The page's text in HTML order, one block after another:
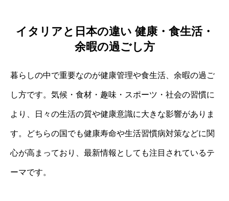
イタリアと日本の違い 健康・食生活・
余暇の過ごし方
暮らしの中で重要なのが健康管理や食生活、余暇の過ご
し方です。気候・食材・趣味・スポーツ・社会の習慣に
より、日々の生活の質や健康意識に大きな影響がありま
す。どちらの国でも健康寿命や生活習慣病対策などに関
心が高まっており、最新情報としても注目されているテ
ーマです。